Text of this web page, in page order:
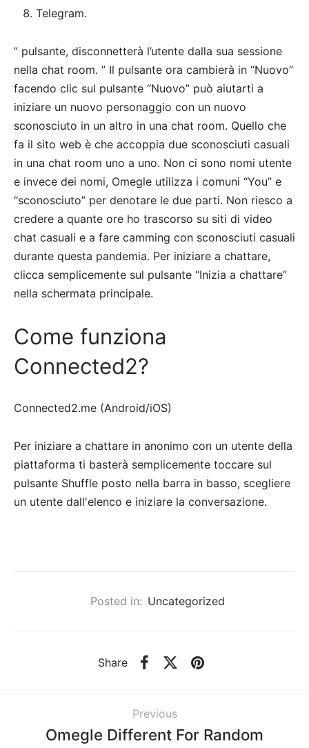
Telegram.
” pulsante, disconnetterà l’utente dalla sua sessione
nella chat room. ” Il pulsante ora cambierà in “Nuovo”
facendo clic sul pulsante “Nuovo” può aiutarti a
iniziare un nuovo personaggio con un nuovo
sconosciuto in un altro in una chat room. Quello che
fa il sito web è che accoppia due sconosciuti casuali
in una chat room uno a uno. Non ci sono nomi utente
e invece dei nomi, Omegle utilizza i comuni “You” e
“sconosciuto” per denotare le due parti. Non riesco a
credere a quante ore ho trascorso su siti di video
chat casuali e a fare camming con sconosciuti casuali
durante questa pandemia. Per iniziare a chattare,
clicca semplicemente sul pulsante “Inizia a chattare”
nella schermata principale.
Come funziona
Connected2?
Connected2.me (Android/iOS)
Per iniziare a chattare in anonimo con un utente della
piattaforma ti basterà semplicemente toccare sul
pulsante Shuffle posto nella barra in basso, scegliere
un utente dall'elenco e iniziare la conversazione.
Posted in: Uncategorized
Share
Previous
Omegle Different For Random